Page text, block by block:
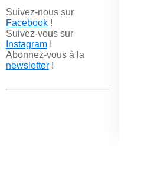
Suivez-nous sur
Facebook!
Suivez-vous sur
Instagram!
Abonnez-vous à la
newsletter!